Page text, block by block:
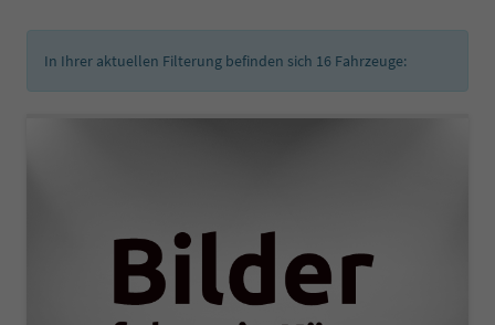
In Ihrer aktuellen Filterung befinden sich 16 Fahrzeuge: